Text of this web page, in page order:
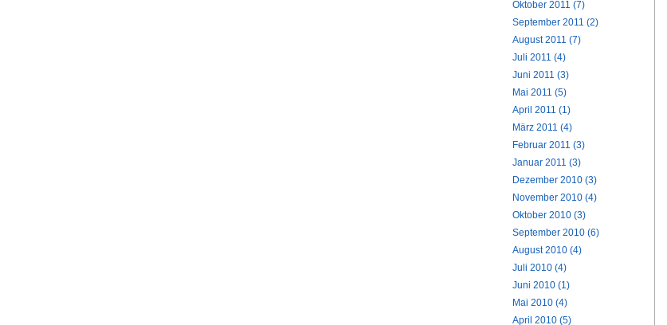
Oktober 2011 (7)
September 2011 (2)
August 2011 (7)
Juli 2011 (4)
Juni 2011 (3)
Mai 2011 (5)
April 2011 (1)
März 2011 (4)
Februar 2011 (3)
Januar 2011 (3)
Dezember 2010 (3)
November 2010 (4)
Oktober 2010 (3)
September 2010 (6)
August 2010 (4)
Juli 2010 (4)
Juni 2010 (1)
Mai 2010 (4)
April 2010 (5)